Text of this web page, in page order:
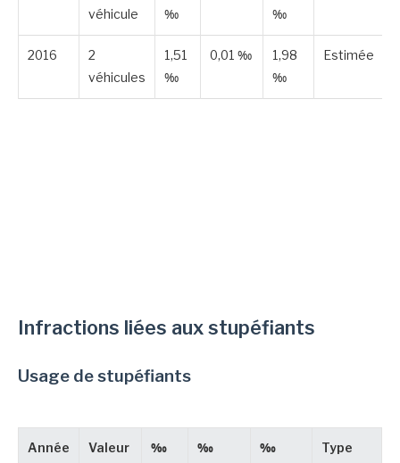
véhicule
‰
‰
2016
2
véhicules
1,51
‰
0,01 ‰
1,98
‰
Estimée
Infractions liées aux stupéfiants
Usage de stupéfiants
Année Valeur ‰
‰
‰
Type